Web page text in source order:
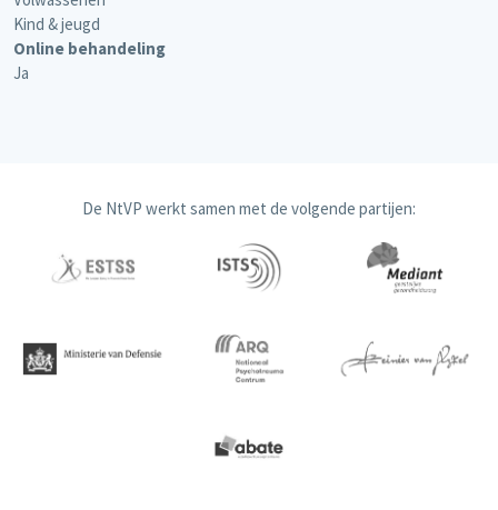
Kind & jeugd
Online behandeling
Ja
De NtVP werkt samen met de volgende partijen: